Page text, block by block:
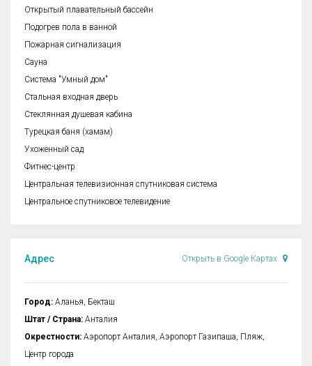
Открытый плавательный бассейн
Подогрев пола в ванной
Пожарная сигнализация
Сауна
Система "Умный дом"
Стальная входная дверь
Стеклянная душевая кабина
Турецкая баня (хамам)
Ухоженный сад
Фитнес-центр
Центральная телевизионная спутниковая система
Центральное спутниковое телевидение
Адрес Открыть в Google Картах
Город: Аланья, Бекташ
Штат / Страна: Анталия
Окрестности: Аэропорт Анталия, Аэропорт Газипаша, Пляж,
Центр города